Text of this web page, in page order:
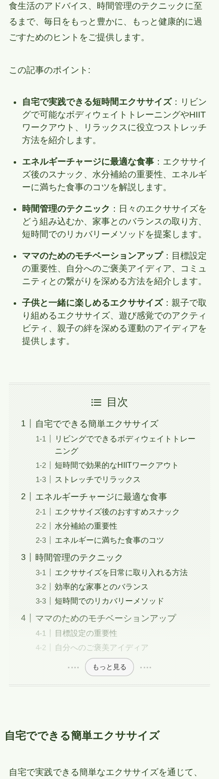
食生活のアドバイス、時間管理のテクニックに至
るまで、毎日をもっと豊かに、もっと健康的に過
ごすためのヒントをご提供します。
この記事のポイント:
自宅で実践できる短時間エクササイズ：リビン
グで可能なボディウェイトトレーニングやHIIT
ワークアウト、リラックスに役立つストレッチ
方法を紹介します。
エネルギーチャージに最適な食事：エクササイ
ズ後のスナック、水分補給の重要性、エネルギ
ーに満ちた食事のコツを解説します。
時間管理のテクニック ：日々のエクササイズを
どう組み込むか、家事とのバランスの取り方、
短時間でのリカバリーメソッドを提案します。
ママのためのモチベーションアップ：目標設定
の重要性、自分へのご褒美アイディア、コミュ
ニティとの繋がりを深める方法を紹介します。
子供と一緒に楽しめるエクササイズ：親子で取
り組めるエクササイズ、遊び感覚でのアクティ
ビティ、親子の絆を深める運動のアイディアを
提供します。
目次
自宅でできる簡単エクササイズ
リビングでできるボディウェイトトレー
ニング
短時間で効果的なHIITワークアウト
ストレッチでリラックス
エネルギーチャージに最適な食事
エクササイズ後のおすすめスナック
水分補給の重要性
エネルギーに満ちた食事のコツ
時間管理のテクニック
エクササイズを日常に取り入れる方法
効率的な家事とのバランス
短時間でのリカバリーメソッド
ママのためのモチベーションアップ
目標設定の重要性
自分へのご褒美アイディア
もっと見る
自宅でできる簡単エクササイズ
自宅で実践できる簡単なエクササイズを通じて、